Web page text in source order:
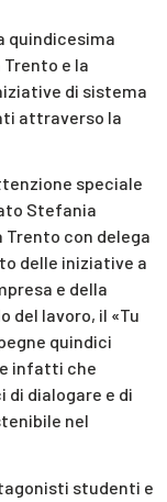
quindicesima
e la
di sistema
attraverso la
speciale
Stefania
con delega
delle iniziative a
e della
del lavoro, il «Tu
quindici
infatti che
di dialogare e di
nel
studenti e